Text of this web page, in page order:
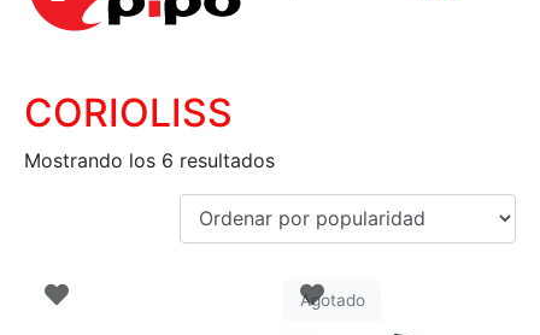
CORIOLISS
Mostrando los 6 resultados
Agotado